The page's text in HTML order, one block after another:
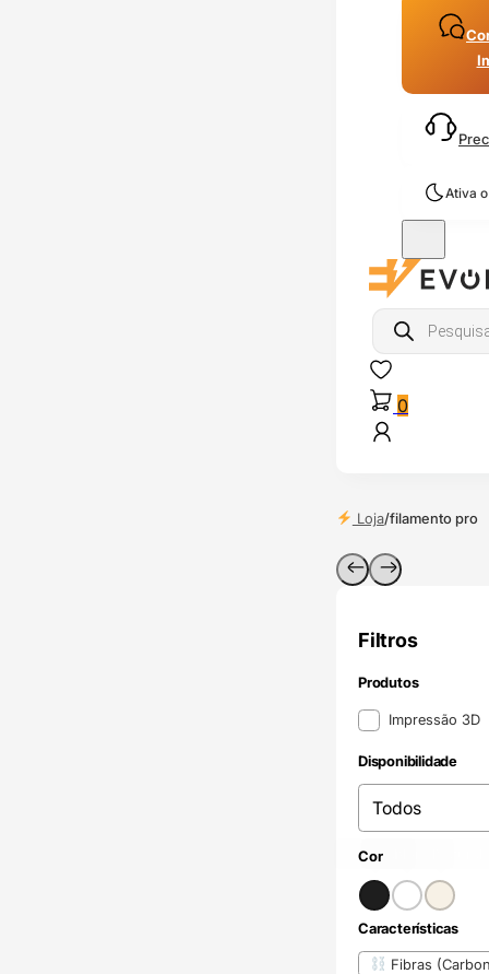
Ativa
Products
search
0
Loja/filamento pro
Filtros
Produtos
ProdutosImpressão 3D
Disponibilidade
Disponibilidade
Disponibilidade
Cor
Cor
PretoBranco
Incolor / Natural
Características
Características
Fibras